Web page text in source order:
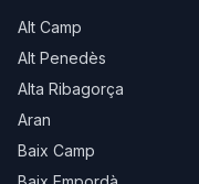
Alt Camp
Alt Penedès
Alta Ribagorça
Aran
Baix Camp